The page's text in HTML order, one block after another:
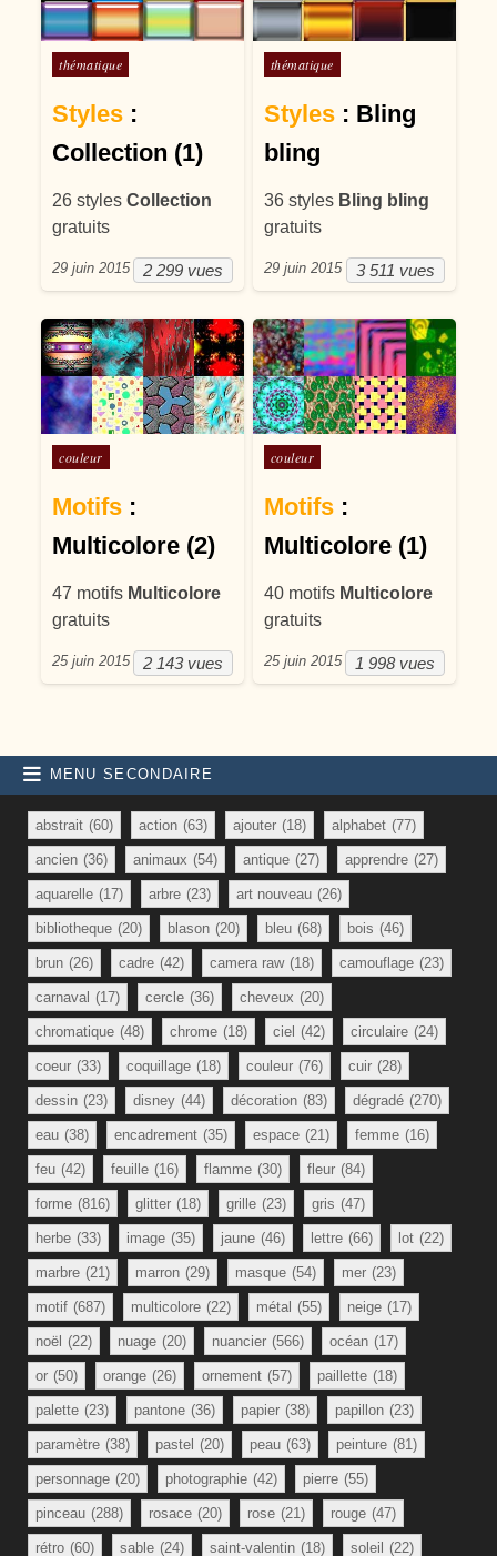
Posté dans
thématique
Styles :
Collection (1)
26 stylesCollection
gratuits
2 299 vues
29 juin 2015
Posté dans
thématique
Styles: Bling
bling
36 styles Bling bling
gratuits
3 511 vues
29 juin 2015
Posté dans
couleur
Motifs :
Multicolore (2)
47 motifs Multicolore
gratuits
2 143 vues
25 juin 2015
Posté dans
couleur
Motifs:
Multicolore (1)
40 motifs Multicolore
gratuits
1 998 vues
25 juin 2015
MENU SECONDAIRE
abstrait (60) action (63) ajouter (18) alphabet (77)
ancien (36) animaux (54) antique (27) apprendre (27)
aquarelle (17) arbre (23) art nouveau (26)
bibliotheque (20) blason (20) bleu (68) bois (46)
brun (26) cadre (42) camera raw (18) camouflage (23)
carnaval (17) cercle (36) cheveux (20)
chromatique (48) chrome (18) ciel (42) circulaire (24)
coeur (33) coquillage (18) couleur (76) cuir (28)
dessin (23) disney (44) décoration (83) dégradé (270)
eau (38) encadrement (35) espace (21) femme (16)
feu (42) feuille (16) flamme (30) fleur (84)
forme (816) glitter (18) grille (23) gris (47)
herbe (33) image (35) jaune (46) lettre (66) lot (22)
marbre (21) marron (29) masque (54) mer (23)
motif (687) multicolore (22) métal (55) neige (17)
noël (22) nuage (20) nuancier (566) océan (17)
or (50) orange (26) ornement (57) paillette (18)
palette (23) pantone (36) papier (38) papillon (23)
paramètre (38) pastel (20) peau (63) peinture (81)
personnage (20) photographie (42) pierre (55)
pinceau (288) rosace (20) rose (21) rouge (47)
rétro (60) sable (24) saint-valentin (18) soleil (22)